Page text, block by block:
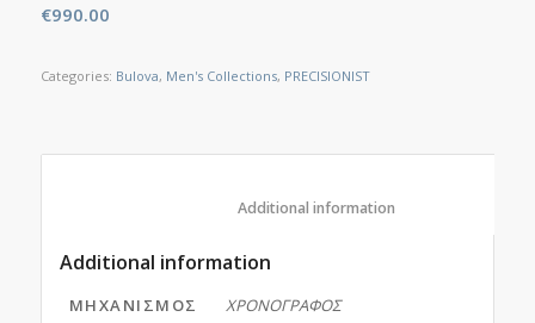
€990.00
Categories: Bulova, Men's Collections, PRECISIONIST
Additional information
ΜΗΧΑΝΙΣΜΟΣ
ΧΡΟΝΟΓΡΑΦΟΣ